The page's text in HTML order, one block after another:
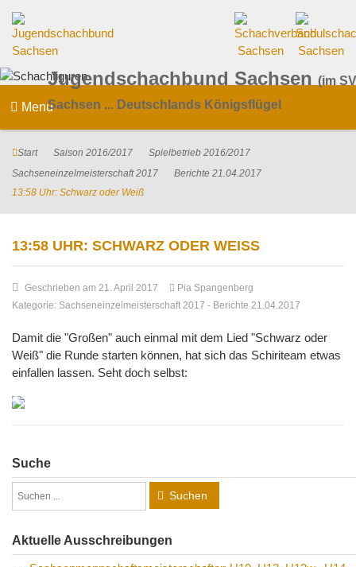
Jugendschachbund Sachsen (im
Sachsen ... Deutschlands Königsflügel
Menu
Start Saison 2016/2017
Spielbetrieb 2016/2017
Sachseneinzelmeisterschaft 2017
Berichte 21.04.2017
13:58 Uhr: Schwarz oder Weiß
13:58 UHR: SCHWARZ ODER WEISS
Geschrieben am 21. April 2017
Pia Spangenberg
Kategorie: Sachseneinzelmeisterschaft 2017 - Berichte 21.04.2017
Damit die "Großen" auch einmal mit dem Lied "Schwarz oder
Weiß" die Runde starten können, hat sich das Schiriteam etwas
einfallen lassen. Seht doch selbst:
Suche
Suchen
Aktuelle Ausschreibungen